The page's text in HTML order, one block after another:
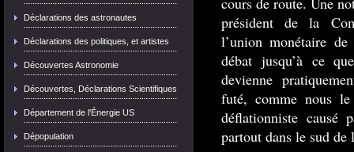
Déclarations des astronautes
Déclarations des politiques, et artistes
Découvertes Astronomie
Découvertes, Déclarations Scientifiques
Département de l'Énergie US
Dépopulation
président de la
l’union monétaire
débat jusqu’à ce
devienne
futé, comme nous le
déflationniste causé
partout dans le sud de